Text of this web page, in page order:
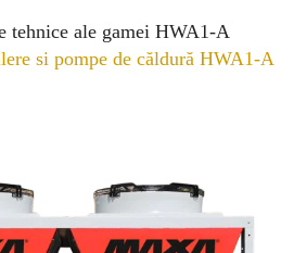
tehnice ale gamei HWA1-A
si pompe de căldură HWA1-A